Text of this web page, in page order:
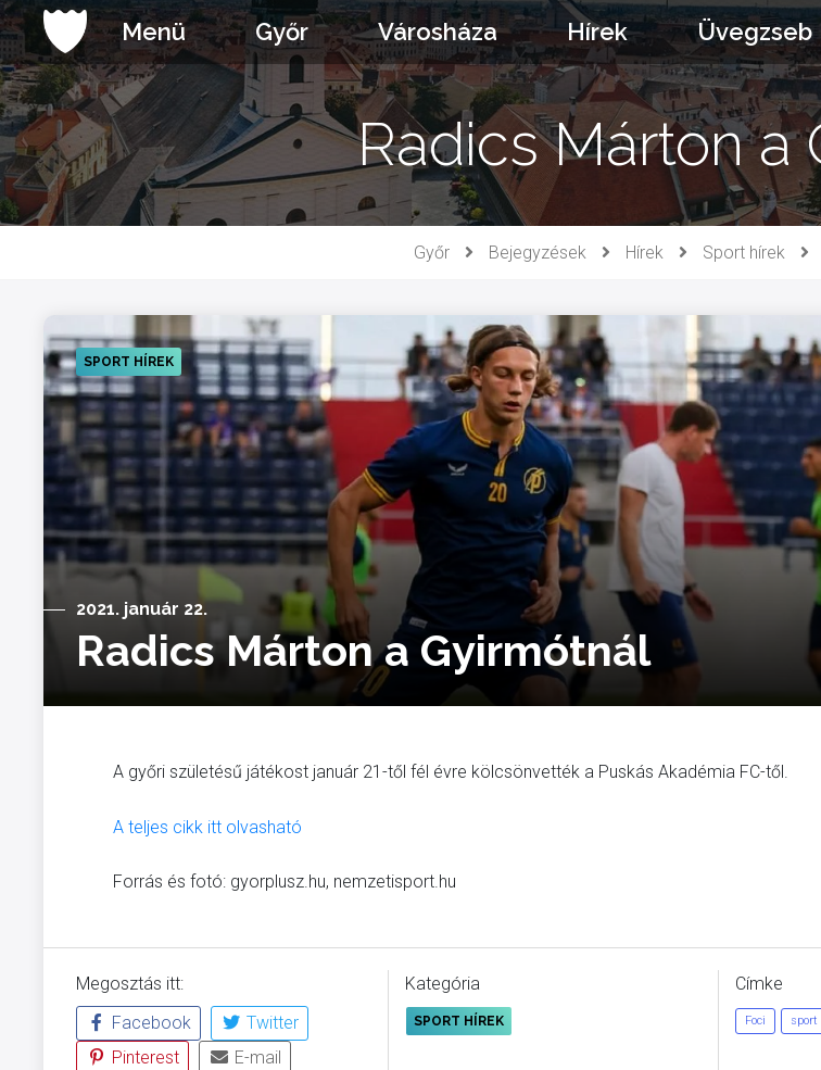
Ugrás
a
tartalomhoz
Menü Győr Városháza Hírek Üvegzseb
Radics Márton a
Győr Bejegyzések Hírek Sport hírek
SPORT HÍREK
2021. január 22.
Radics Márton a Gyirmótnál
A győri születésű játékost január 21-től fél évre kölcsönvették a Puskás Akadémia FC-től.
A teljes cikk itt olvasható
Forrás és fotó: gyorplusz.hu, nemzetisport.hu
Megosztás itt:
Facebook
Twitter
Pinterest
E-mail
Kategória
SPORT HÍREK
Címke
Foci sport